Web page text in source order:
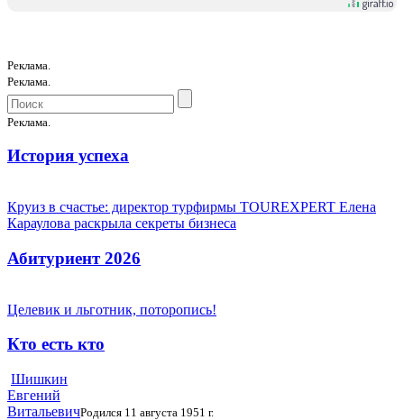
Реклама.
Реклама.
Реклама.
История успеха
Круиз в счастье: директор турфирмы TOUREXPERT Елена
Караулова раскрыла секреты бизнеса
Абитуриент 2026
Целевик и льготник, поторопись!
Кто есть кто
Шишкин
Евгений
ВитальевичРодился 11 августа 1951 г.